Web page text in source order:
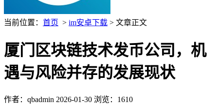
当前位置： 首页 > im安卓下载 > 文章正文
厦门区块链技术发币公司，机
遇与风险并存的发展现状
作者：qbadmin 2026-01-30 浏览：1610